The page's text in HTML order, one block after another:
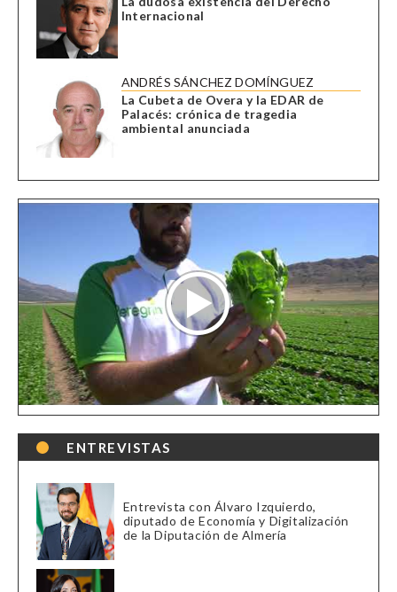
Internacional
ANDRÉS SÁNCHEZ DOMÍNGUEZ
La Cubeta de Overa y la EDAR de
Palacés: crónica de tragedia
ambiental anunciada
ENTREVISTAS
Entrevista con Álvaro Izquierdo,
diputado de Economía y Digitalización
de la Diputación de Almería